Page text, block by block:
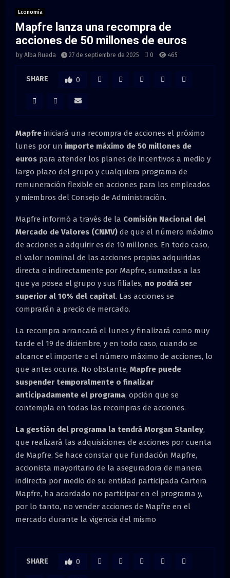
N
Economía
Mapfre lanza una recompra de
acciones de 50 millones de euros
by Alba Rueda 27 de septiembre de 2025 0 465
SHARE 0
Mapfre iniciará una recompra de acciones el próximo
lunes por un importe máximo de 50 millones de
euros para atender los planes de incentivos a medio y
largo plazo del grupo y cualquiera programa de
remuneración flexible en acciones para los empleados
y miembros del Consejo de Administración.
Mapfre informó a través de la Comisión Nacional del
Mercado de Valores (CNMV) de que el número máximo
de acciones a adquirir es de 10 millones. En todo caso,
el valor nominal de las acciones propias adquiridas
directa o indirectamente por Mapfre, sumadas a las
que ya posea el grupo y sus filiales, no podrá ser
superior al 10% del capital. Las acciones se
comprarán a precio de mercado.
La recompra arrancará el lunes y finalizará como muy
tarde el 19 de diciembre, y en todo caso, cuando se
alcance el importe o el número máximo de acciones, lo
que antes ocurra. No obstante, Mapfre puede
suspender temporalmente o finalizar
anticipadamente el programa, opción que se
contempla en todas las recompras de acciones.
La gestión del programa la tendrá Morgan Stanley,
que realizará las adquisiciones de acciones por cuenta
de Mapfre. Se hace constar que Fundación Mapfre,
accionista mayoritario de la aseguradora de manera
indirecta por medio de su entidad participada Cartera
Mapfre, ha acordado no participar en el programa y,
por lo tanto, no vender acciones de Mapfre en el
mercado durante la vigencia del mismo
SHARE 0